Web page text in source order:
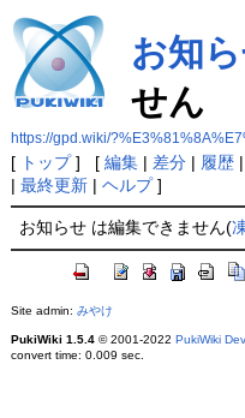
お知
せん
https://gpd.wiki/
[ トップ] [ 編集| 差分| 履歴|
| 最終更新| ヘルプ]
お知らせ は編集できません(
Site admin: みやけ
PukiWiki 1.5.4© 2001-2022 PukiWiki
convert time: 0.009 sec.